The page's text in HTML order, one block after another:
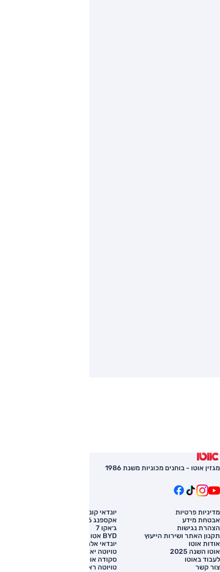
מגזין אוטו - בוחנים מכוניות משנת 1986
מדיניות פרטיות
אבטחת מידע
הצהרת נגישות
תקנון האתר ושירות הייעוץ
אודות אוטו
אוטו השנה 2025
לעבוד באוטו
צור קשר
יונדאי קונה
אקספנג G6
ג׳אקו 7
BYD אטו 3
יונדאי אלנטרה
טויוטה יאריס קרוס
סקודה אוקטביה
טויוטה ראב 4